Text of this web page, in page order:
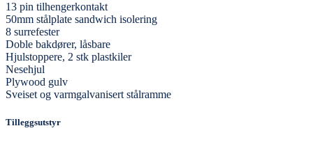
13 pin tilhengerkontakt
50mm stålplate sandwich isolering
8 surrefester
Doble bakdører, låsbare
Hjulstoppere, 2 stk plastkiler
Nesehjul
Plywood gulv
Sveiset og varmgalvanisert stålramme
Tilleggsutstyr